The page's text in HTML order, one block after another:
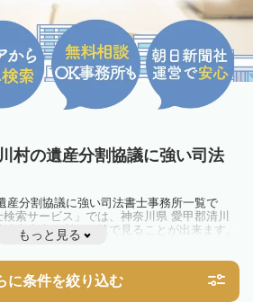
村の遺産分割協議に強い司法
産分割協議に強い司法書士事務所一覧で
索サービス」では、神奈川県 愛甲郡清川
書士事務所を一覧で見ることが出来ます。
抱えている方は一度近隣の司法書士に相談し
もっと見る
に条件を絞り込む